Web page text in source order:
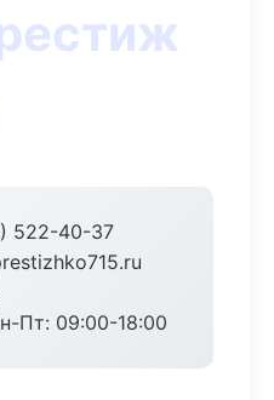
522-40-37
Пт: 09:00-18:00